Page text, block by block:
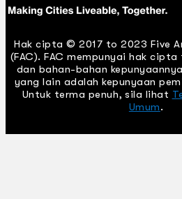
Hak cipta © 2017 to 2023 Five
(FAC). FAC mempunyai hak
dan bahan-bahan
yang lain adalah kepunyaan
Untuk terma penuh, sila lihat
Umum.